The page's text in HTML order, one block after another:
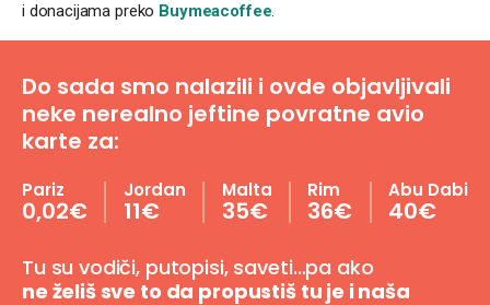
i donacijama preko Buymeacoffee.
Do sada smo nalazili i ovde objavljivali
neke nerealno jeftine povratne avio
karte za:
Pariz
0,02€
Jordan
11€
Malta
35€
Rim
36€
Abu Dabi
40€
Tu su vodiči, putopisi, saveti…pa ako
ne želiš sve to da propustiš tu je i naša